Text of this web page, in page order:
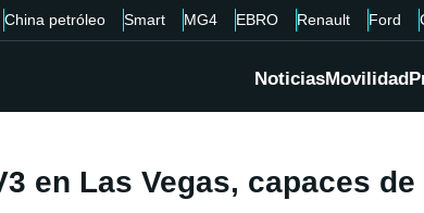
China petróleo Smart MG4 EBRO Renault Ford
NoticiasMovilidad
en Las Vegas, capaces